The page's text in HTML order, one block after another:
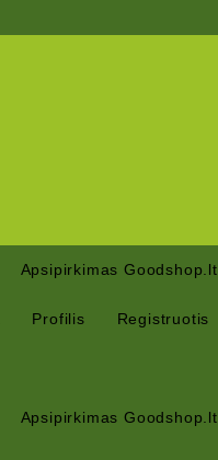
Apsipirkimas Goodshop.lt
Profilis Registruotis
Apsipirkimas Goodshop.lt